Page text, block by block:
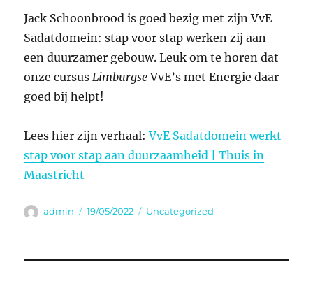
Jack Schoonbrood is goed bezig met zijn VvE
Sadatdomein: stap voor stap werken zij aan
een duurzamer gebouw. Leuk om te horen dat
onze cursusLimburgseVvE’s met Energie daar
goed bij helpt!
Lees hier zijn verhaal:VvE Sadatdomein werkt
stap voor stap aan duurzaamheid | Thuis in
Maastricht
Auteur
admin
Geplaatst
19/05/2022 Categorieën
Uncategorized